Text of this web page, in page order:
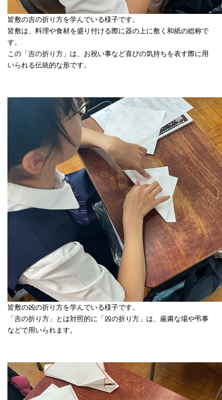
皆敷の吉の折り方を学んでいる様子です。
皆敷は、料理や食材を盛り付ける際に器の上に敷く和紙の総称で
す。
この「吉の折り方」は、お祝い事など喜びの気持ちを表す際に用
いられる伝統的な形です。
皆敷の凶の折り方を学んでいる様子です。
「吉の折り方」とは対照的に「凶の折り方」は、厳粛な場や弔事
などで用いられます。